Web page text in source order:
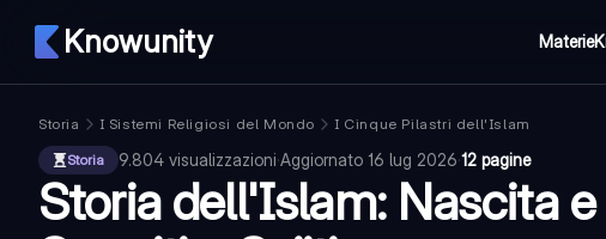
Knowunity Materie
Storia I Sistemi Religiosi del Mondo
I Cinque Pilastri dell'Islam
Storia
9.804 visualizzazioni·Aggiornato 16 lug 2026·12 pagine
Storia dell'Islam: Nascita